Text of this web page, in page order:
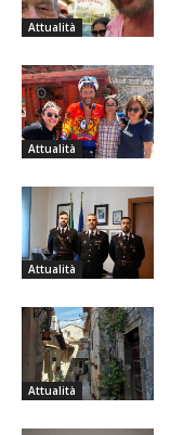
Attualità
Attualità
Attualità
Attualità